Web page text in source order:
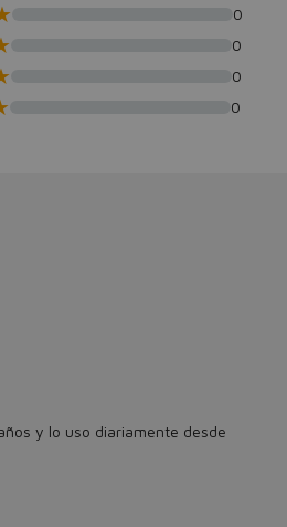
0
0
0
0
y lo uso diariamente desde